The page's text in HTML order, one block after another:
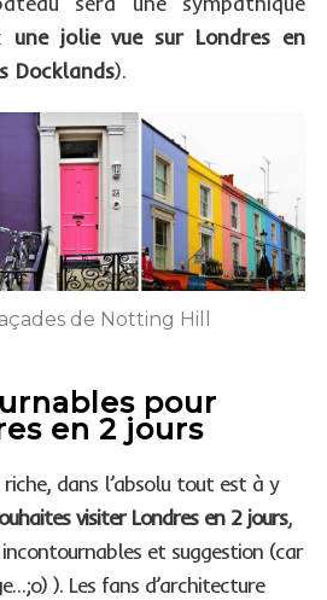
une jolie vue sur Londres en
Docklands).
de Notting Hill
pour
en 2 jours
dans l’absolu tout est à y
visiter Londres en 2 jours,
et suggestion (car
). Les fans d’architecture